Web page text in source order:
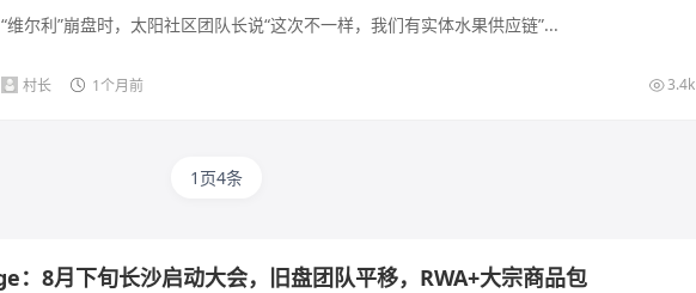
“维尔利”崩盘时，太阳社区团队长说“这次不一样，我们有实体水果供应链”...
村长 1个月前 3.4k
1页4条
：8月下旬长沙启动大会，旧盘团队平移，RWA+大宗商品包